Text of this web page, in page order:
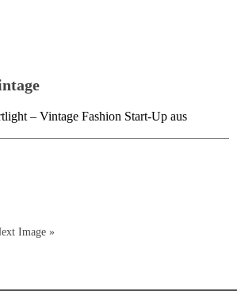
– Vintage Fashion Start-Up aus
Image »